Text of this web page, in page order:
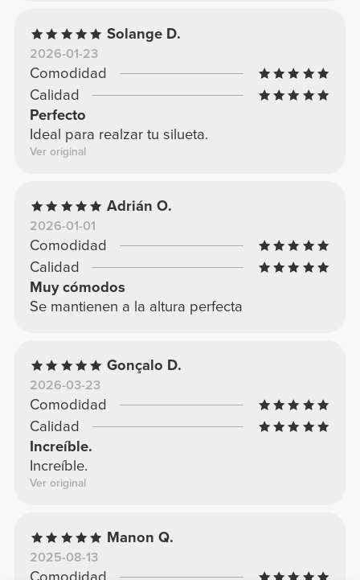
Solange D.
2026-01-23
Comodidad
Calidad
Perfecto
Ideal para realzar tu silueta.
Ver original
Adrián O.
2026-01-01
Comodidad
Calidad
Muy cómodos
Se mantienen a la altura perfecta
Gonçalo D.
2026-03-23
Comodidad
Calidad
Increíble.
Increíble.
Ver original
Manon Q.
2025-08-13